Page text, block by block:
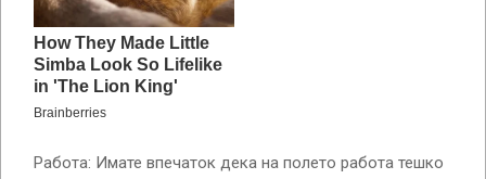
Работа: Имате впечаток дека на полето работа тешко